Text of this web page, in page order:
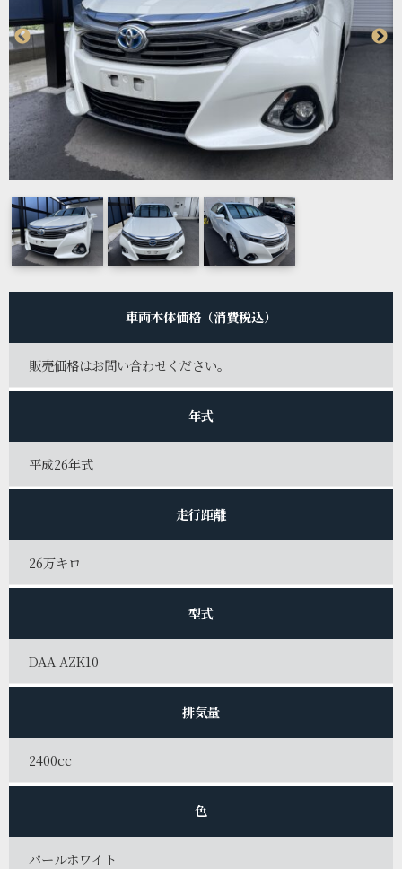
車両本体価格（消費税込）
販売価格はお問い合わせください。
年式
平成26年式
走行距離
26万キロ
型式
DAA-AZK10
排気量
2400cc
色
パールホワイト